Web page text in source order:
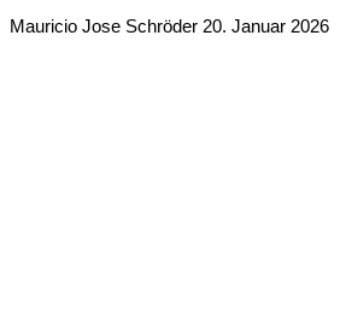
Mauricio Jose Schröder 20. Januar 2026